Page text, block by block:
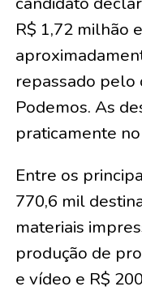
R$ 1,72 milhão
repassado pelo
Podemos. As
praticamente
Entre os
770,6 mil
materiais
produção de
e vídeo e R$